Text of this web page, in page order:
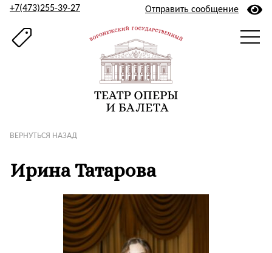
+7(473)255-39-27 Отправить сообщение
ВЕРНУТЬСЯ НАЗАД
Ирина Татарова